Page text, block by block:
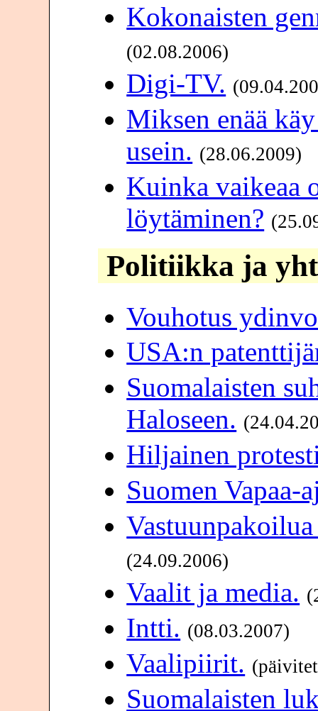
Kokonaisten
(02.08.2006)
Digi-TV.
Miksen enää
usein. (28.06.2009)
Kuinka vaikeaa
löytäminen?
Politiikka ja
Vouhotus
USA:n
Suomalaisten
Haloseen.
Hiljainen
Suomen Vapaa-
(24.09.2006)
Vaalit ja media.
Intti. (08.03.2007)
Vaalipiirit.
Suomalaisten